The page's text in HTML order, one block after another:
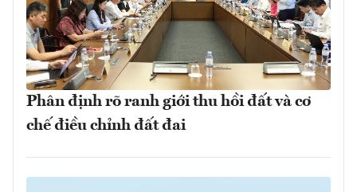
Phân định rõ ranh giới thu hồi đất và cơ
chế điều chỉnh đất đai